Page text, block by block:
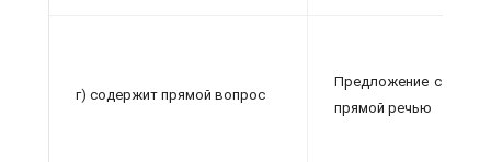
г) содержит прямой вопрос
Предложение с
прямой речью